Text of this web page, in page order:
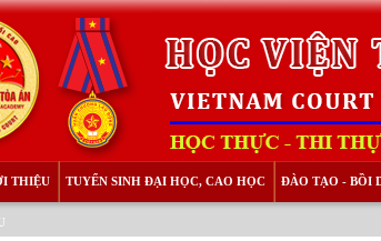
THIỆU TUYỂN SINH ĐẠI HỌC, CAO HỌC ĐÀO TẠO - BỒI